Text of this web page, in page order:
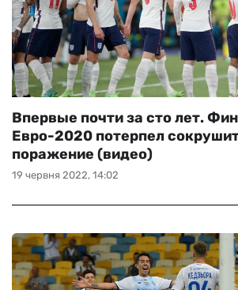
РІЗНЕ
БУКМЕКЕРИ
19 червня 2022, 14:02
Впервые почти за сто лет.
Евро-2020 потерпел
поражение (видео)